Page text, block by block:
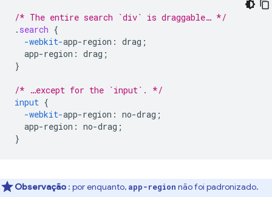
/* The entire search `div` is draggable… */
. search {
-webkit-app-region : drag ;
app-region : drag ;
}
/* …except for the `input`. */
input {
-webkit-app-region : no-drag ;
app-region : no-drag ;
}
Observação : por enquanto, app-region não foi padronizado.